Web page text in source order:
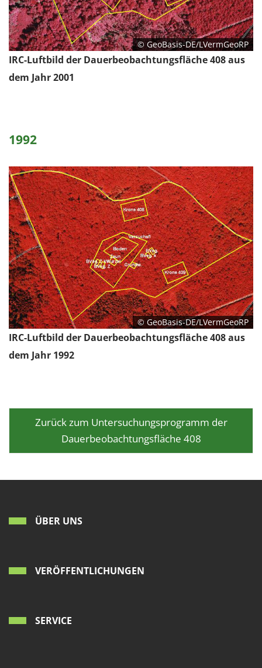
© GeoBasis-DE/LVermGeoRP
IRC-Luftbild der Dauerbeobachtungsfläche 408 aus
dem Jahr 2001
1992
© GeoBasis-DE/LVermGeoRP
IRC-Luftbild der Dauerbeobachtungsfläche 408 aus
dem Jahr 1992
Zurück zum Untersuchungsprogramm der
Dauerbeobachtungsfläche 408
ÜBER UNS
VERÖFFENTLICHUNGEN
SERVICE